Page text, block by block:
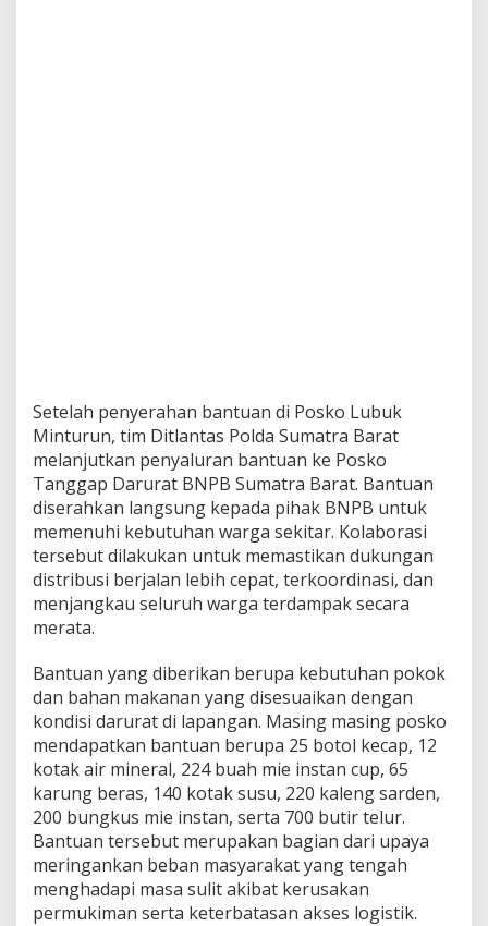
Setelah penyerahan bantuan di Posko Lubuk
Minturun, tim Ditlantas Polda Sumatra Barat
melanjutkan penyaluran bantuan ke Posko
Tanggap Darurat BNPB Sumatra Barat. Bantuan
diserahkan langsung kepada pihak BNPB untuk
memenuhi kebutuhan warga sekitar. Kolaborasi
tersebut dilakukan untuk memastikan dukungan
distribusi berjalan lebih cepat, terkoordinasi, dan
menjangkau seluruh warga terdampak secara
merata.
Bantuan yang diberikan berupa kebutuhan pokok
dan bahan makanan yang disesuaikan dengan
kondisi darurat di lapangan. Masing masing posko
mendapatkan bantuan berupa 25 botol kecap, 12
kotak air mineral, 224 buah mie instan cup, 65
karung beras, 140 kotak susu, 220 kaleng sarden,
200 bungkus mie instan, serta 700 butir telur.
Bantuan tersebut merupakan bagian dari upaya
meringankan beban masyarakat yang tengah
menghadapi masa sulit akibat kerusakan
permukiman serta keterbatasan akses logistik.